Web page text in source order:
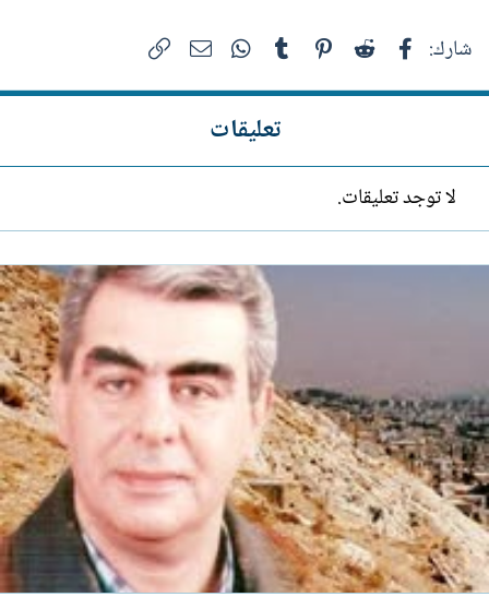
شارك: فيسبوك Reddit
Pinterest
Tumblr
WhatsAppالبريد الإلكتروني
تعليقات
لا توجد تعليقات.